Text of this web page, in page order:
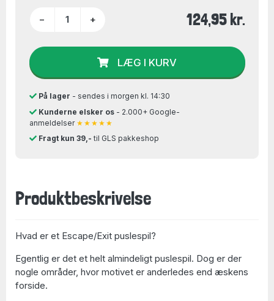
− + 124,95 kr.
LÆG I KURV
På lager - sendes i morgen kl. 14:30
Kunderne elsker os- 2.000+ Google-
anmeldelser ★★★★★
Fragt kun 39,- til GLS pakkeshop
Produktbeskrivelse
Hvad er et Escape/Exit puslespil?
Egentlig er det et helt almindeligt puslespil. Dog er der
nogle områder, hvor motivet er anderledes end æskens
forside.